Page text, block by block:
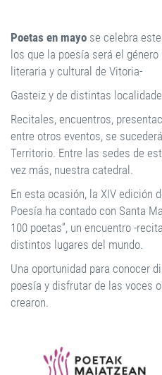
Poetas en mayo se celebra
los que la poesía será el
literaria y cultural de Vitoria-
Gasteiz y de distintas
Recitales, encuentros,
entre otros eventos, se
Territorio. Entre las sedes de
vez más, nuestra catedral.
En esta ocasión, la XIV edición
Poesía ha contado con Santa
100 poetas”, un encuentro -
distintos lugares del mundo.
Una oportunidad para conocer
poesía y disfrutar de las voces
crearon.